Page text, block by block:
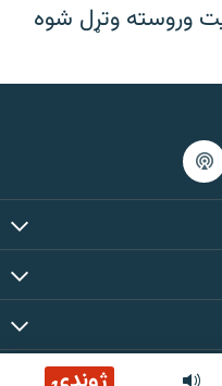
له مشال راډیو سره خوندي دي